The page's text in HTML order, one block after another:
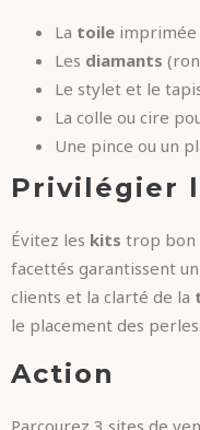
La toile imprimée
Les diamants
Le stylet et le
La colle ou cire
Une pince ou un
Privilégier
Évitez les kits trop bon
facettés garantissent
clients et la clarté de la
le placement des perles.
Action
Parcourez 3 sites de